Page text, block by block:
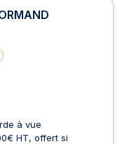
à vue
HT, offert si